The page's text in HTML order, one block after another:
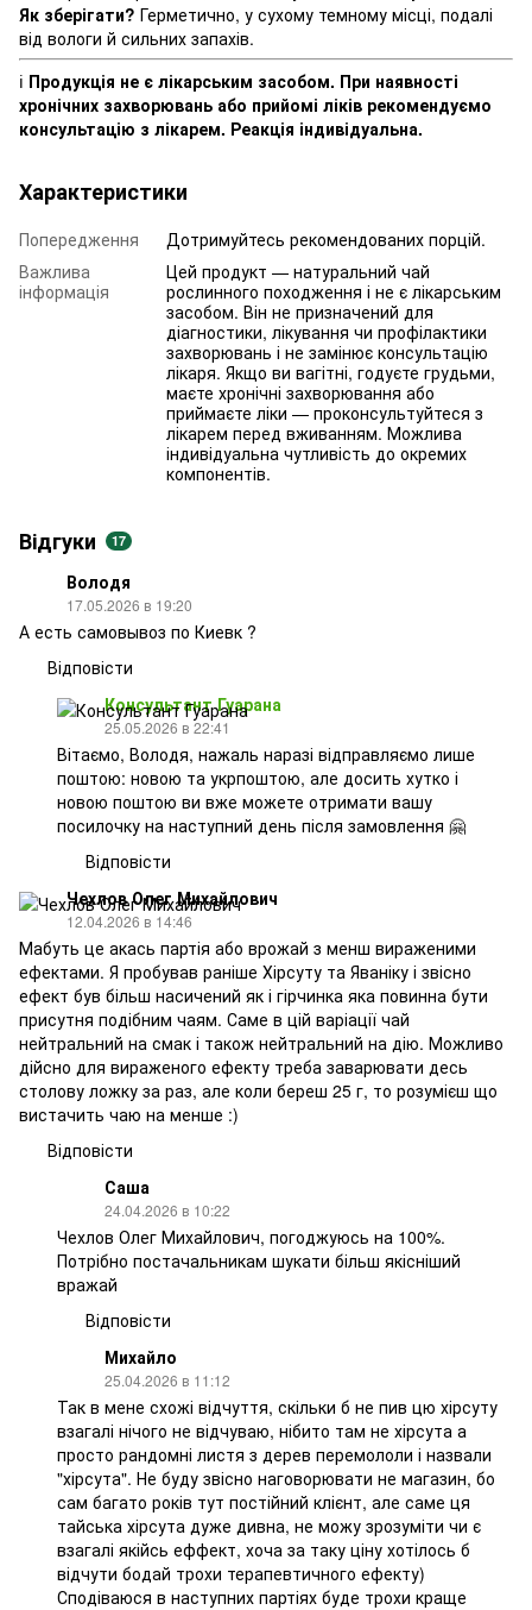
Як зберігати? Герметично, у сухому темному місці, подалі
від вологи й сильних запахів.
ℹ️ Продукція не є лікарським засобом. При наявності
хронічних захворювань або прийомі ліків рекомендуємо
консультацію з лікарем. Реакція індивідуальна.
Характеристики
Попередження
Дотримуйтесь рекомендованих порцій.
Важлива
інформація
Цей продукт — натуральний чай
рослинного походження і не є лікарським
засобом. Він не призначений для
діагностики, лікування чи профілактики
захворювань і не замінює консультацію
лікаря. Якщо ви вагітні, годуєте грудьми,
маєте хронічні захворювання або
приймаєте ліки — проконсультуйтеся з
лікарем перед вживанням. Можлива
індивідуальна чутливість до окремих
компонентів.
Відгуки 17
Володя
17.05.2026 в 19:20
А есть самовывоз по Киевк ?
Відповісти
Консультант Гуарана
25.05.2026 в 22:41
Вітаємо, Володя, нажаль наразі відправляємо лише
поштою: новою та укрпоштою, але досить хутко і
новою поштою ви вже можете отримати вашу
посилочку на наступний день після замовлення 🤗
Відповісти
Чехлов Олег Михайлович
12.04.2026 в 14:46
Мабуть це акась партія або врожай з менш вираженими
ефектами. Я пробував раніше Хірсуту та Яваніку і звісно
ефект був більш насичений як і гірчинка яка повинна бути
присутня подібним чаям. Саме в цій варіації чай
нейтральний на смак і також нейтральний на дію. Можливо
дійсно для вираженого ефекту треба заварювати десь
столову ложку за раз, але коли береш 25 г, то розумієш що
вистачить чаю на менше :)
Відповісти
Саша
24.04.2026 в 10:22
Чехлов Олег Михайлович, погоджуюсь на 100%.
Потрібно постачальникам шукати більш якісніший
вражай
Відповісти
Михайло
25.04.2026 в 11:12
Так в мене схожі відчуття, скільки б не пив цю хірсуту
взагалі нічого не відчуваю, нібито там не хірсута а
просто рандомні листя з дерев перемололи і назвали
"хірсута". Не буду звісно наговорювати не магазин, бо
сам багато років тут постійний клієнт, але саме ця
тайська хірсута дуже дивна, не можу зрозуміти чи є
взагалі якійсь еффект, хоча за таку ціну хотілось б
відчути бодай трохи терапевтичного ефекту)
Сподіваюся в наступних партіях буде трохи краще